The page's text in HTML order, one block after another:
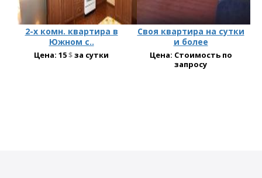
2-х комн. квартира в
Южном с..
Цена: 15$за сутки
Своя квартира на сутки
и более
Цена: Стоимость по
запросу